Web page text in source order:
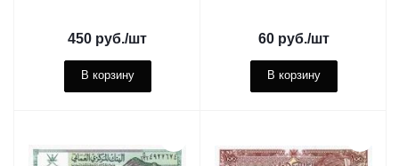
450 руб./шт
В корзину
60руб./шт
В корзину